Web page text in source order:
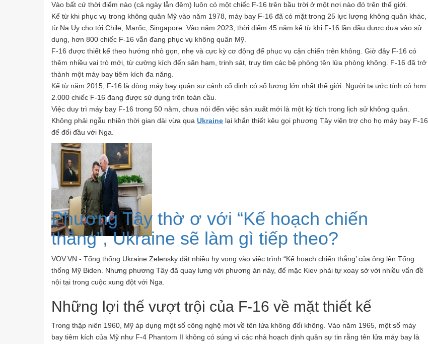
Vào bất cứ thời điểm nào (cả ngày lẫn đêm) luôn có một chiếc F-16 trên bầu trời ở một nơi nào đó trên thế giới.
Kể từ khi phục vụ trong không quân Mỹ vào năm 1978, máy bay F-16 đã có mặt trong 25 lực lượng không quân khác,
từ Na Uy cho tới Chile, Marốc, Singapore. Vào năm 2023, thời điểm 45 năm kể từ khi F-16 lần đầu được đưa vào sử
dụng, hơn 800 chiếc F-16 vẫn đang phục vụ không quân Mỹ.
F-16 được thiết kế theo hướng nhỏ gọn, nhẹ và cực kỳ cơ động để phục vụ cận chiến trên không. Giờ đây F-16 có
thêm nhiều vai trò mới, từ cường kích đến săn hạm, trinh sát, truy tìm các bệ phòng tên lửa phòng không. F-16 đã trở
thành một máy bay tiêm kích đa năng.
Kể từ năm 2015, F-16 là dòng máy bay quân sự cánh cố định có số lượng lớn nhất thế giới. Người ta ước tính có hơn
2.000 chiếc F-16 đang được sử dụng trên toàn cầu.
Việc duy trì máy bay F-16 trong 50 năm, chưa nói đến việc sản xuất mới là một kỳ tích trong lịch sử không quân.
Không phải ngẫu nhiên thời gian dài vừa qua Ukraine lại khẩn thiết kêu gọi phương Tây viện trợ cho họ máy bay F-16
để đối đầu với Nga.
Phương Tây thờ ơ với “Kế hoạch chiến
thắng”, Ukraine sẽ làm gì tiếp theo?
VOV.VN - Tổng thống Ukraine Zelensky đặt nhiều hy vọng vào việc trình “Kế hoạch chiến thắng’ của ông lên Tổng
thống Mỹ Biden. Nhưng phương Tây đã quay lưng với phương án này, để mặc Kiev phải tự xoay sở với nhiều vấn đề
nội tại trong cuộc xung đột với Nga.
Những lợi thế vượt trội của F-16 về mặt thiết kế
Trong thập niên 1960, Mỹ áp dụng một số công nghệ mới về tên lửa không đối không. Vào năm 1965, một số máy
bay tiêm kích của Mỹ như F-4 Phantom II không có súng vì các nhà hoạch định quân sự tin rằng tên lửa máy bay là